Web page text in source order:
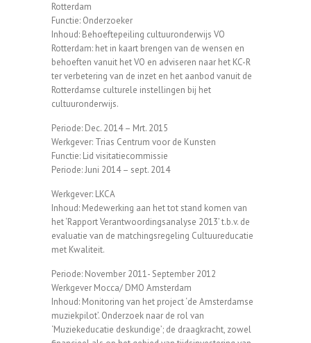
Rotterdam
Functie: Onderzoeker
Inhoud: Behoeftepeiling cultuuronderwijs VO
Rotterdam: het in kaart brengen van de wensen en
behoeften vanuit het VO en adviseren naar het KC-R
ter verbetering van de inzet en het aanbod vanuit de
Rotterdamse culturele instellingen bij het
cultuuronderwijs.
Periode: Dec. 2014 – Mrt. 2015
Werkgever: Trias Centrum voor de Kunsten
Functie: Lid visitatiecommissie
Periode: Juni 2014 – sept. 2014
Werkgever: LKCA
Inhoud: Medewerking aan het tot stand komen van
het ‘Rapport Verantwoordingsanalyse 2013’ t.b.v. de
evaluatie van de matchingsregeling Cultuureducatie
met Kwaliteit.
Periode: November 2011- September 2012
Werkgever Mocca/ DMO Amsterdam
Inhoud: Monitoring van het project ‘de Amsterdamse
muziekpilot’. Onderzoek naar de rol van
‘Muziekeducatie deskundige’; de draagkracht, zowel